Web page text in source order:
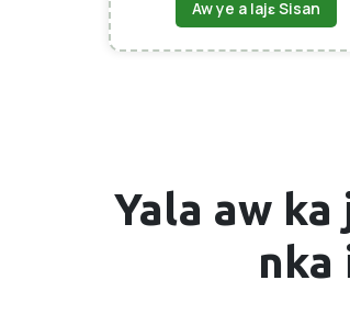
Aw ye a lajɛ Sisan
Yala aw ka
nka